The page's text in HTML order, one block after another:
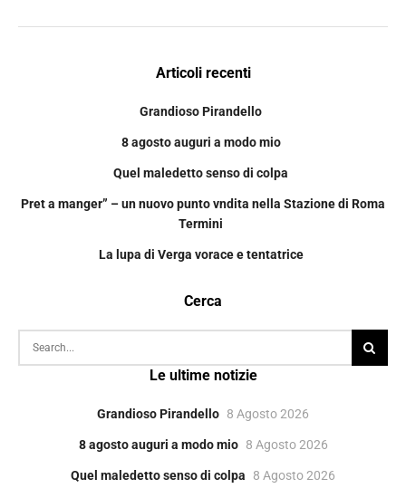
Articoli recenti
Grandioso Pirandello
8 agosto auguri a modo mio
Quel maledetto senso di colpa
Pret a manger” – un nuovo punto vndita nella Stazione di Roma
Termini
La lupa di Verga vorace e tentatrice
Cerca
Le ultime notizie
Grandioso Pirandello 8 Agosto 2026
8 agosto auguri a modo mio 8 Agosto 2026
Quel maledetto senso di colpa 8 Agosto 2026